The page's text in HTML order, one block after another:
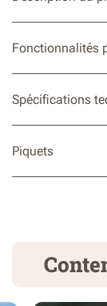
Fonctionnalités
Spécifications
Piquets